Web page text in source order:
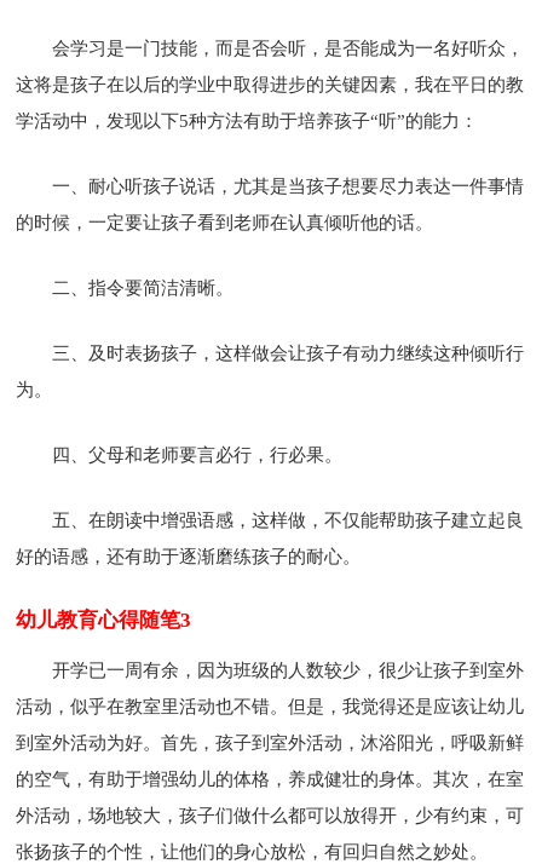
会学习是一门技能，而是否会听，是否能成为一名好听众，
这将是孩子在以后的学业中取得进步的关键因素，我在平日的教
学活动中，发现以下5种方法有助于培养孩子“听”的能力：
一、耐心听孩子说话，尤其是当孩子想要尽力表达一件事情
的时候，一定要让孩子看到老师在认真倾听他的话。
二、指令要简洁清晰。
三、及时表扬孩子，这样做会让孩子有动力继续这种倾听行
为。
四、父母和老师要言必行，行必果。
五、在朗读中增强语感，这样做，不仅能帮助孩子建立起良
好的语感，还有助于逐渐磨练孩子的耐心。
幼儿教育心得随笔3
开学已一周有余，因为班级的人数较少，很少让孩子到室外
活动，似乎在教室里活动也不错。但是，我觉得还是应该让幼儿
到室外活动为好。首先，孩子到室外活动，沐浴阳光，呼吸新鲜
的空气，有助于增强幼儿的体格，养成健壮的身体。其次，在室
外活动，场地较大，孩子们做什么都可以放得开，少有约束，可
张扬孩子的个性，让他们的身心放松，有回归自然之妙处。